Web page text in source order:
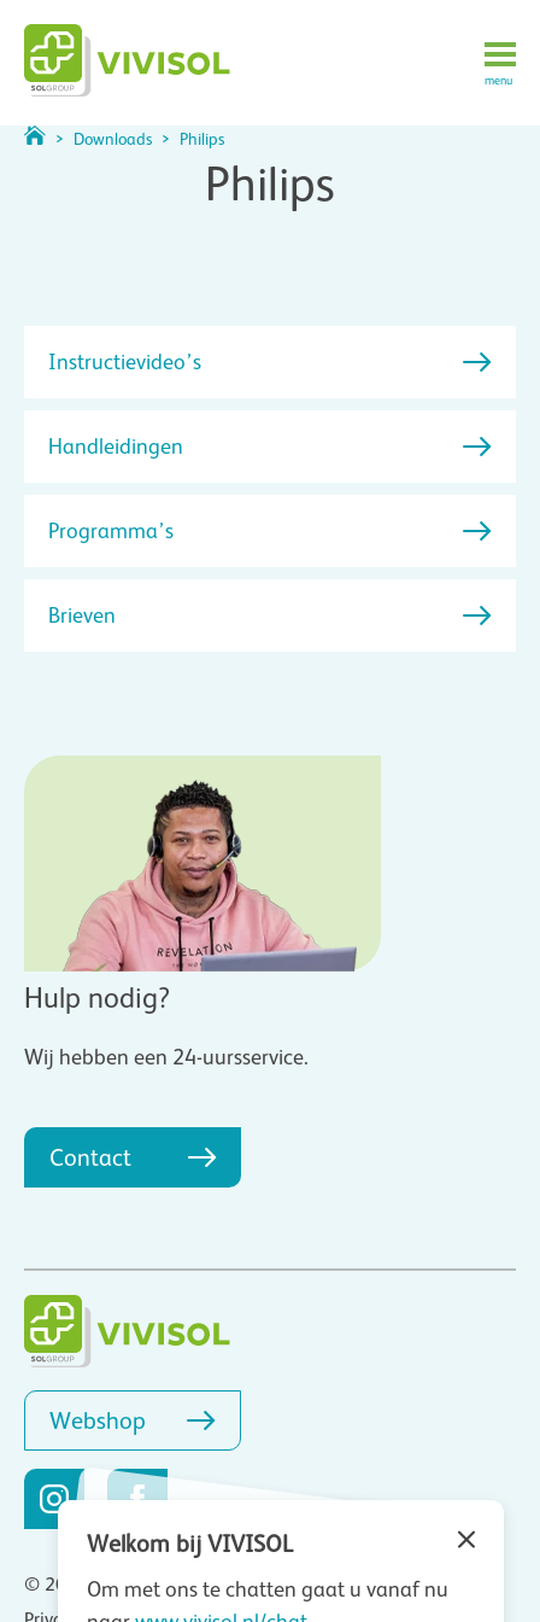
menu
> Downloads > Philips
Philips
Instructievideo’s
Handleidingen
Programma’s
Brieven
Hulp nodig?
Wij hebben een 24-uursservice.
Contact
Webshop
© 2026 VIVISOL Nederland BV
Welkom bij VIVISOL
Om met ons te chatten gaat u vanaf nu